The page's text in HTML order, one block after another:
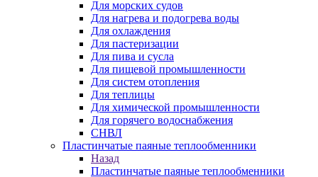
Для морских судов
Для нагрева и подогрева воды
Для охлаждения
Для пастеризации
Для пива и сусла
Для пищевой промышленности
Для систем отопления
Для теплицы
Для химической промышленности
Для горячего водоснабжения
СНВЛ
Пластинчатые паяные теплообменники
Назад
Пластинчатые паяные теплообменники